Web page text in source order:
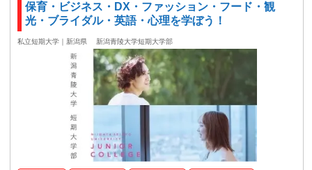
保育・ビジネス・DX・ファッション・フード・観
光・ブライダル・英語・心理を学ぼう！
私立短期大学｜新潟県 新潟青陵大学短期大学部